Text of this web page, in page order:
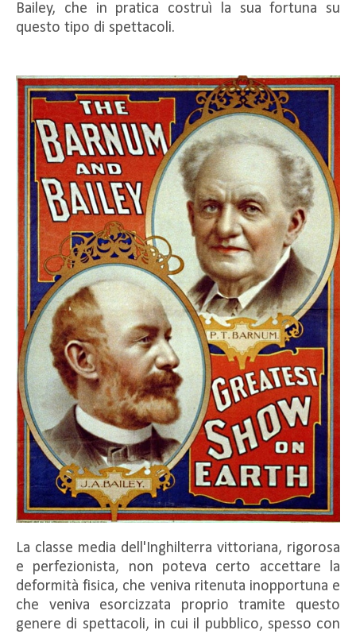
Bailey, che in pratica costruì la sua fortuna su
questo tipo di spettacoli.
La classe media dell'Inghilterra vittoriana, rigorosa
e perfezionista, non poteva certo accettare la
deformità fisica, che veniva ritenuta inopportuna e
che veniva esorcizzata proprio tramite questo
genere di spettacoli, in cui il pubblico, spesso con